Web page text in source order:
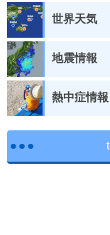
世界天気
地震情報
熱中症情報